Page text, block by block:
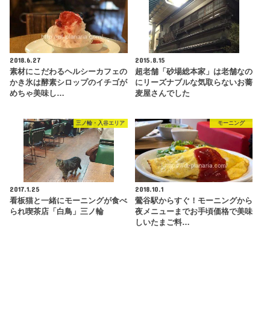
2018.6.27
素材にこだわるヘルシーカフェの
かき氷は酵素シロップのイチゴが
めちゃ美味し…
2015.8.15
超老舗「砂場総本家」は老舗なの
にリーズナブルな気取らないお蕎
麦屋さんでした
三ノ輪・入谷エリア
2017.1.25
看板猫と一緒にモーニングが食べ
られ喫茶店「白鳥」三ノ輪
モーニング
2018.10.1
鶯谷駅からすぐ！モーニングから
夜メニューまでお手頃価格で美味
しいたまご料…